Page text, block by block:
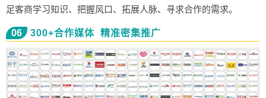
足客商学习知识、把握风口、拓展人脉、寻求合作的需求。
06 300+合作媒体 精准密集推广